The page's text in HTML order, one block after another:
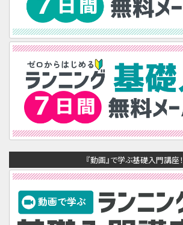
『動画』で学ぶ基礎入門講座！